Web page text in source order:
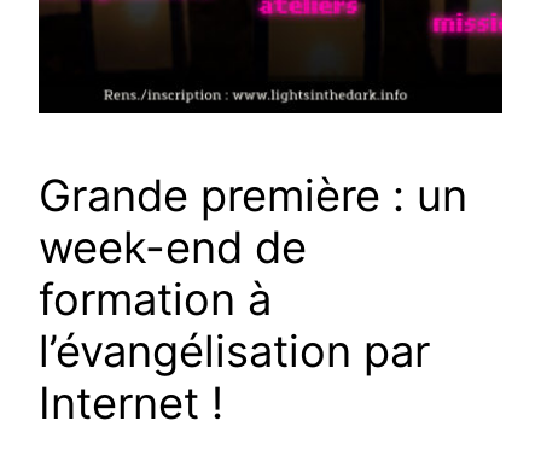
Grande première : un
week-end de
formation à
l’évangélisation par
Internet !